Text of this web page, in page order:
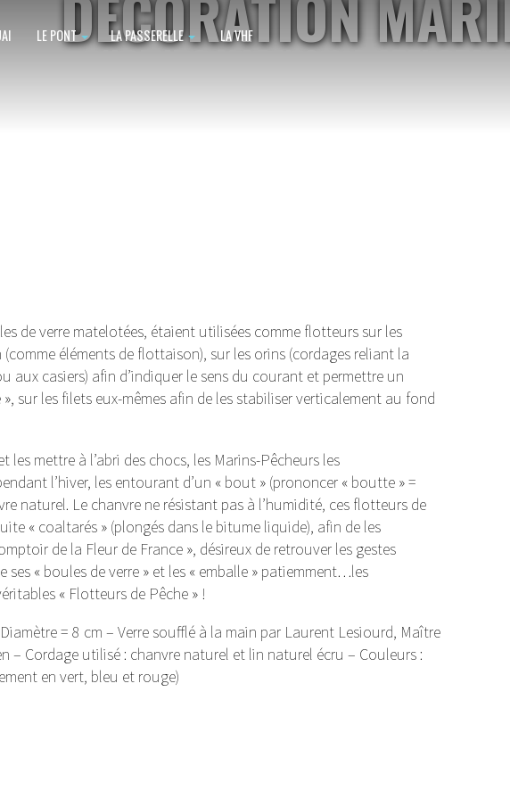
NOEUDS MARINS &
BRETAGNE, MOGUÉRIEC
LE PONT LA PASSERELLE LA VHF
de verre matelotées, étaient utilisées comme flotteurs sur les
éléments de flottaison), sur les orins (cordages reliant la
aux casiers) afin d’indiquer le sens du courant et permettre un
», sur les filets eux-mêmes afin de les stabiliser verticalement au fond
les mettre à l’abri des chocs, les Marins-Pêcheurs les
l’hiver, les entourant d’un « bout » (prononcer « boutte » =
naturel. Le chanvre ne résistant pas à l’humidité, ces flotteurs de
« coaltarés » (plongés dans le bitume liquide), afin de les
de la Fleur de France », désireux de retrouver les gestes
ses « boules de verre » et les « emballe » patiemment…les
« Flotteurs de Pêche » !
= 8 cm – Verre soufflé à la main par Laurent Lesiourd, Maître
– Cordage utilisé : chanvre naturel et lin naturel écru – Couleurs :
en vert, bleu et rouge)